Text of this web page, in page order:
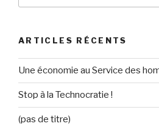
ARTICLES RÉCENTS
Une économie au Service des
Stop à la Technocratie !
(pas de titre)